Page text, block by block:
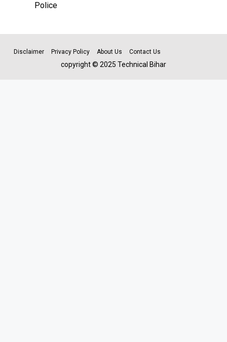
Police
Disclaimer Privacy Policy About Us Contact Us
copyright © 2025 Technical Bihar